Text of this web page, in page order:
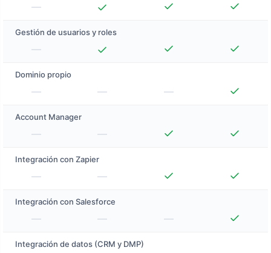
Gestión de usuarios y roles
Dominio propio
Account Manager
Integración con Zapier
Integración con Salesforce
Integración de datos (CRM y DMP)